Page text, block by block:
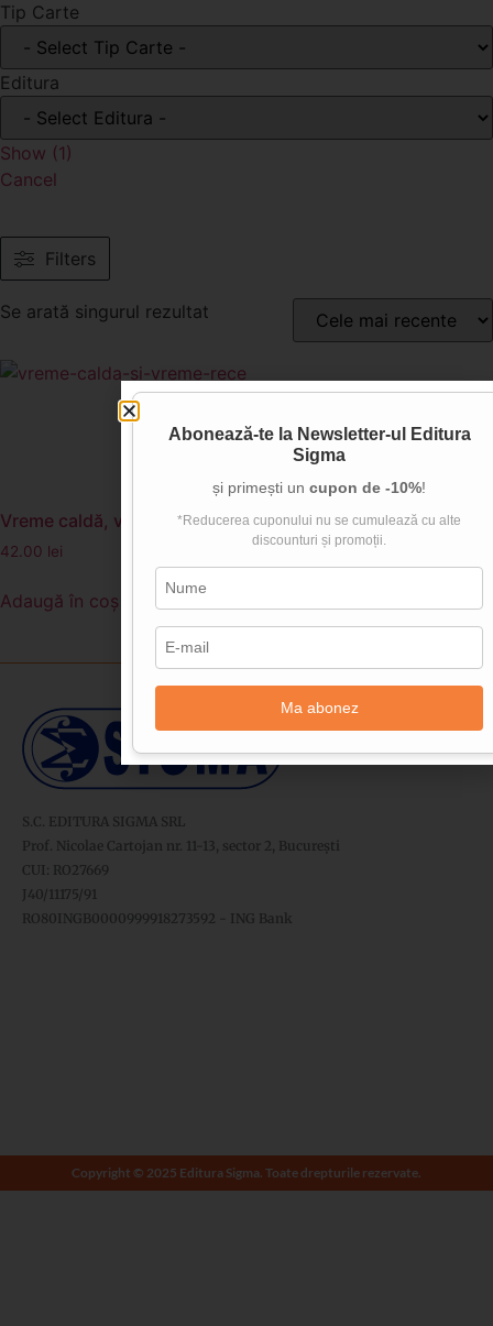
Tip Carte
Editura
Show (1)
Cancel
Filters
Se arată singurul rezultat
Vreme caldă, vreme rece (Carte uriasă)
42.00 lei
Adaugă în coș
S.C. EDITURA SIGMA SRL
Prof. Nicolae Cartojan nr. 11-13, sector 2, București
CUI: RO27669
J40/11175/91
RO80INGB0000999918273592 - ING Bank
Copyright © 2025 Editura Sigma. Toate drepturile rezervate.
Abonează-te la Newsletter-ul Editura
Sigma
și primești un cupon de -10%!
*Reducerea cuponului nu se cumulează cu alte
discounturi și promoții.
Ma abonez